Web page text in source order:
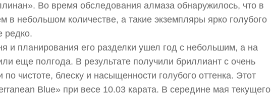
Во время обследования алмаза обнаружилось, что в
в небольшом количестве, а такие экземпляры ярко голубого
редко.
и планирования его разделки ушел год с небольшим, а на
еще полгода. В результате получили бриллиант с очень
по чистоте, блеску и насыщенности голубого оттенка. Этот
Blue» при весе 10.03 карата. В середине мая текущего